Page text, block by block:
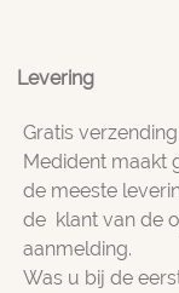
Levering
Gratis
Medident maakt
de meeste
de klant van de
aanmelding.
Was u bij de